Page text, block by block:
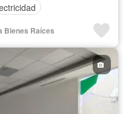
Bienes Raíces